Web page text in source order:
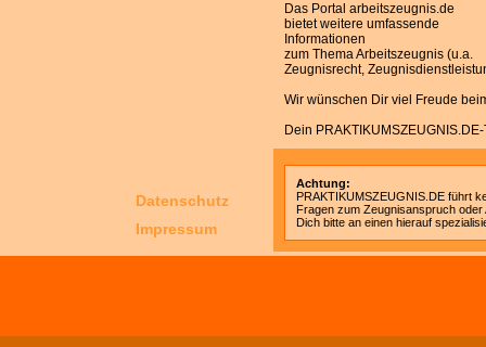
Das Portal arbeitszeugnis.de
bietet weitere umfassende
Informationen
zum Thema Arbeitszeugnis (u.a.
Zeugnisrecht,
Wir wünschen Dir viel Freude
Dein
Datenschutz
Impressum
Achtung:
PRAKTIKUMSZEUGNIS.DE führt
Fragen zum Zeugnisanspruch
Dich bitte an einen hierauf